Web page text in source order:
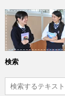
検索